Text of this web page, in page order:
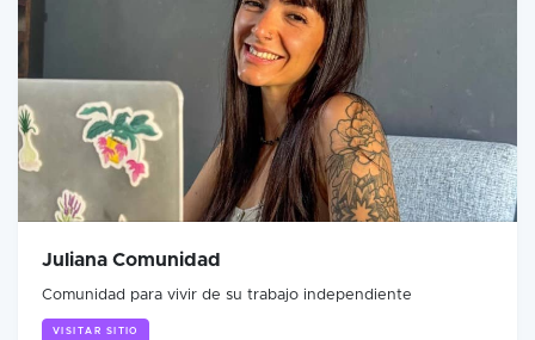
Juliana Comunidad
Comunidad para vivir de su trabajo independiente
VISITAR SITIO